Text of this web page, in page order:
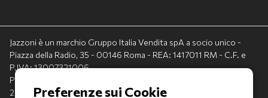
Jazzoni è un marchio Gruppo Italia Vendita spA a socio unico -
Piazza della Radio, 35 - 00146 Roma - REA: 1417011 RM - C.F. e
P.IVA: 13007321006
PEC: italiavenditauto@legalmail.it - Capitale sociale:
2.300.000,00 I.V.